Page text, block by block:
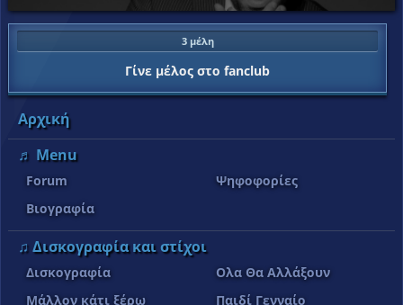
3 μέλη
Γίνε μέλος στο fanclub
Αρχική
♬ Menu
Forum
Ψηφοφορίες
Βιογραφία
♫ Δισκογραφία και στίχοι
Δισκογραφία
Όλα Θα Αλλάξουν
Μάλλον κάτι ξέρω
Παιδί Γενναίο